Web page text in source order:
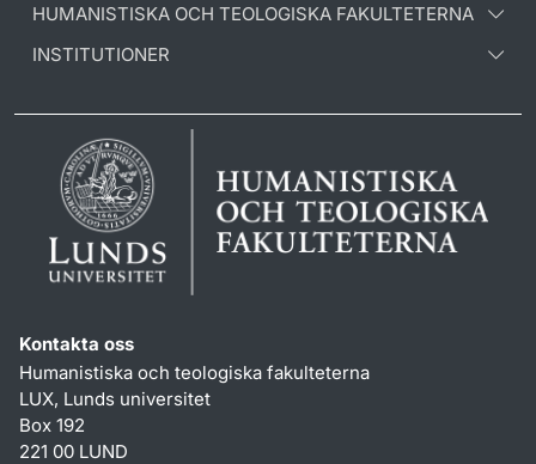
HUMANISTISKA OCH TEOLOGISKA FAKULTETERNA
INSTITUTIONER
Kontakta oss
Humanistiska och teologiska fakulteterna
LUX, Lunds universitet
Box 192
221 00 LUND